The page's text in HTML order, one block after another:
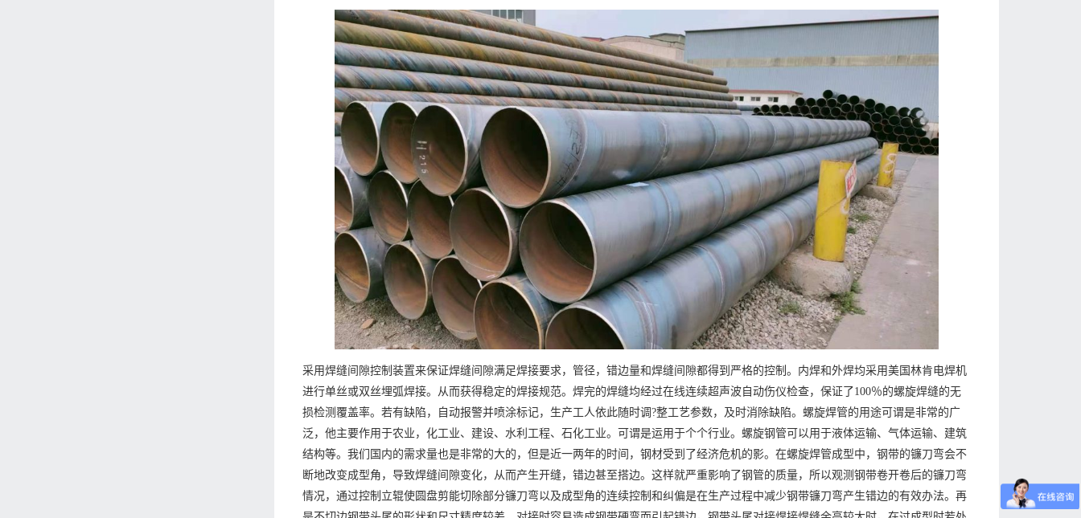
采用焊缝间隙控制装置来保证焊缝间隙满足焊接要求，管径，错边量和焊缝间隙都得到严格的控制。内焊和外焊均采用美国林肯电焊机
进行单丝或双丝埋弧焊接。从而获得稳定的焊接规范。焊完的焊缝均经过在线连续超声波自动伤仪检查，保证了100％的螺旋焊缝的无
损检测覆盖率。若有缺陷，自动报警并喷涂标记，生产工人依此随时调?整工艺参数，及时消除缺陷。螺旋焊管的用途可谓是非常的广
泛，他主要作用于农业，化工业、建设、水利工程、石化工业。可谓是运用于个个行业。螺旋钢管可以用于液体运输、气体运输、建筑
结构等。我们国内的需求量也是非常的大的，但是近一两年的时间，钢材受到了经济危机的影。在螺旋焊管成型中，钢带的镰刀弯会不
断地改变成型角，导致焊缝间隙变化，从而产生开缝，错边甚至搭边。这样就严重影响了钢管的质量，所以观测钢带卷开卷后的镰刀弯
情况，通过控制立辊使圆盘剪能切除部分镰刀弯以及成型角的连续控制和纠偏是在生产过程中减少钢带镰刀弯产生错边的有效办法。再